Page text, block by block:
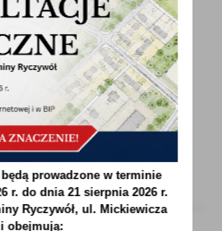
PROGRAMU CZYSTE
31.12.2020 r. podpisała
Funduszem
prowadzone w terminie
r. do dnia 21 sierpnia 2026 r.
Ryczywół, ul. Mickiewicza
i obejmują: